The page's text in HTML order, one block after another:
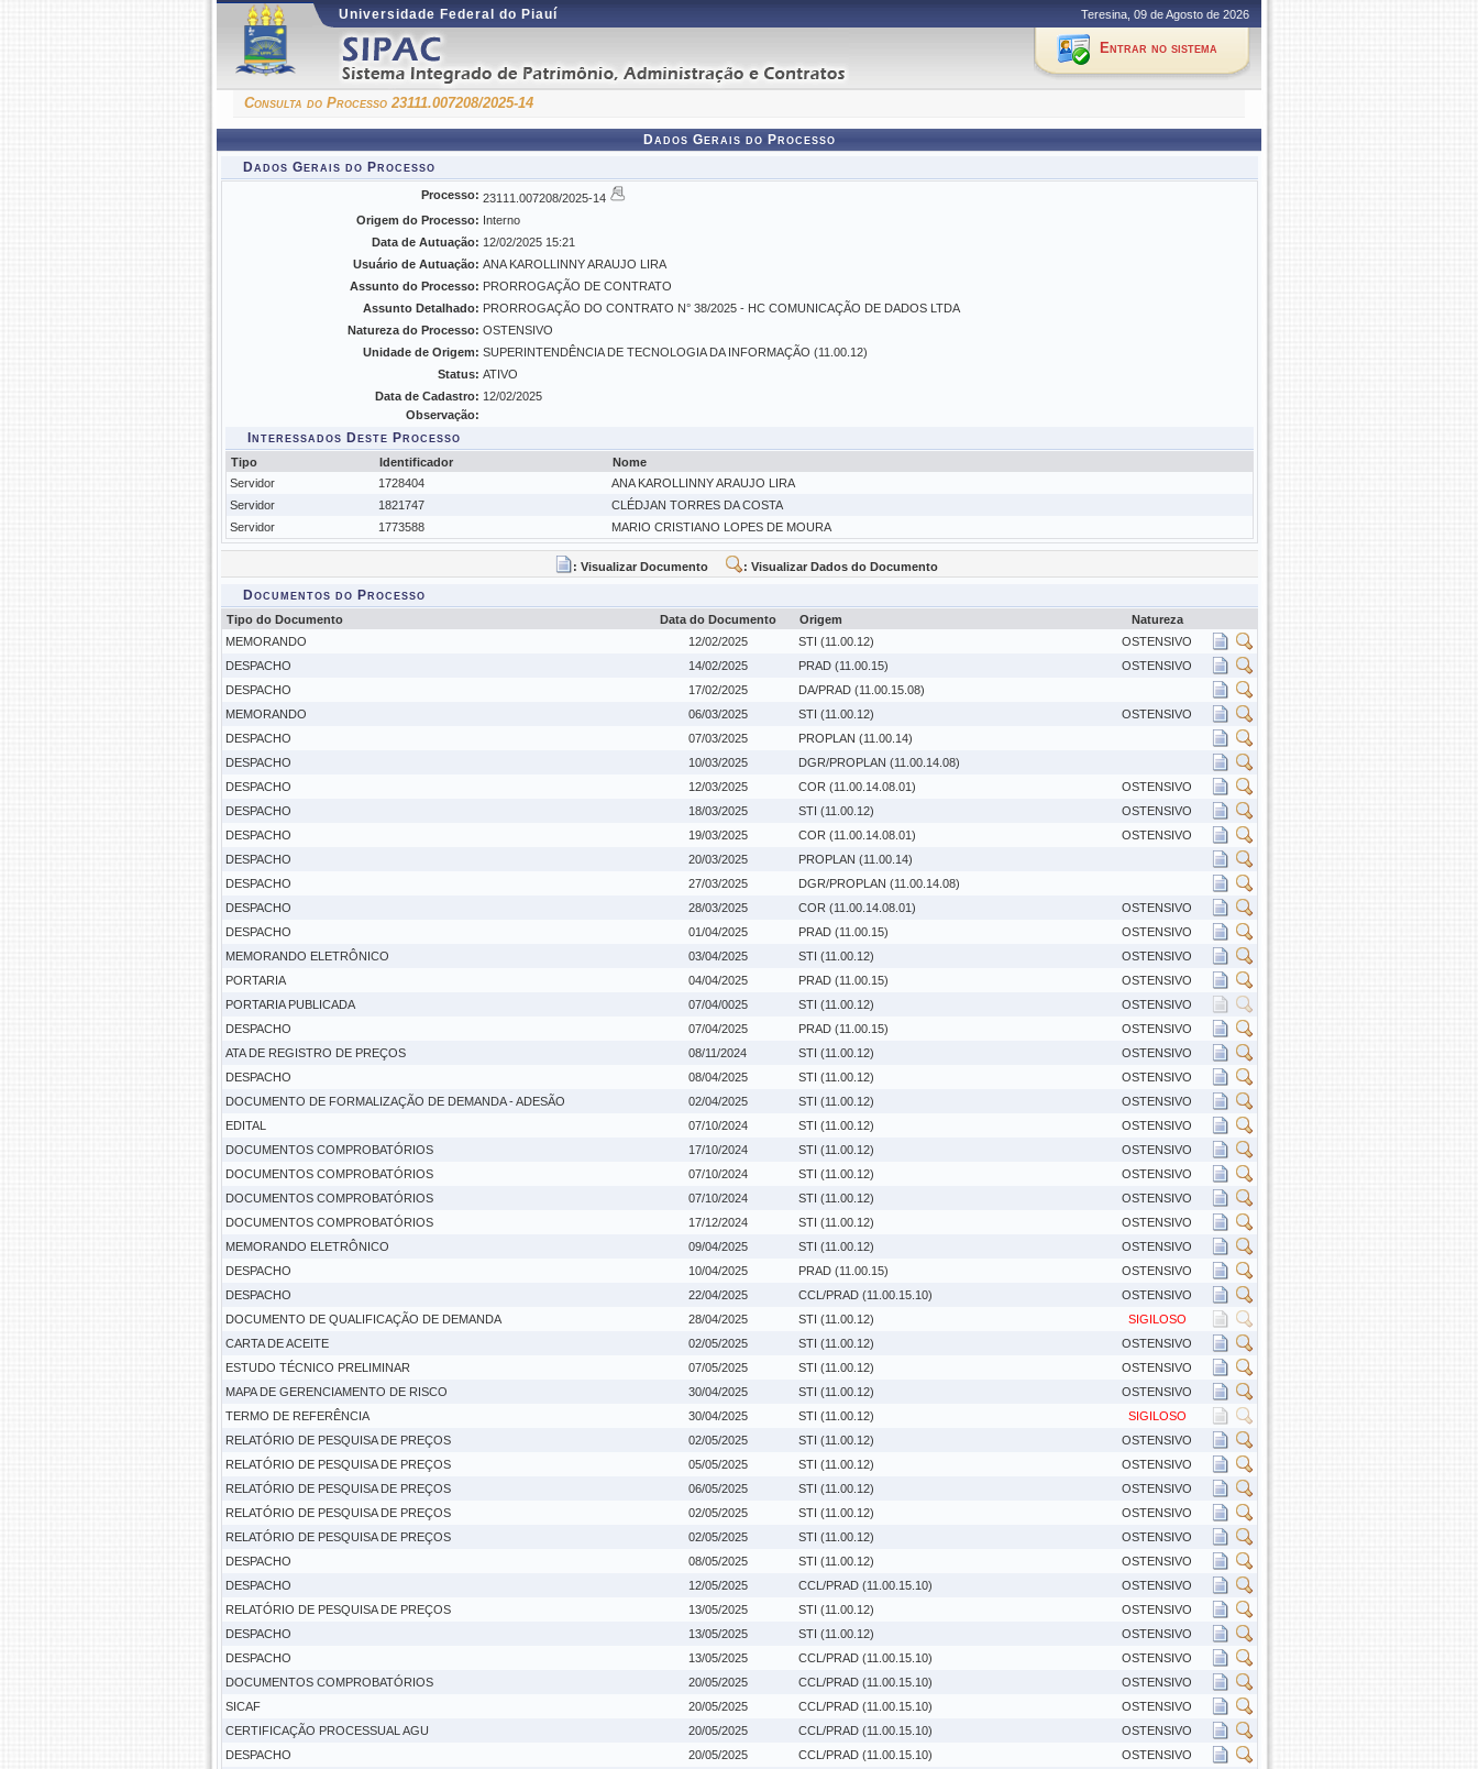
Universidade Federal do Piauí Teresina, 09 de Agosto de 2026
Entrar no sistema
Consulta do Processo 23111.007208/2025-14
Dados Gerais do Processo
Dados Gerais do Processo
Processo: 23111.007208/2025-14
Origem do Processo: Interno
Data de Autuação: 12/02/2025 15:21
Usuário de Autuação: ANA KAROLLINNY ARAUJO LIRA
Assunto do Processo: PRORROGAÇÃO DE CONTRATO
Assunto Detalhado: PRORROGAÇÃO DO CONTRATO N° 38/2025 - HC COMUNICAÇÃO DE DADOS LTDA
Natureza do Processo: OSTENSIVO
Unidade de Origem: SUPERINTENDÊNCIA DE TECNOLOGIA DA INFORMAÇÃO (11.00.12)
Status: ATIVO
Data de Cadastro: 12/02/2025
Observação:
Interessados Deste Processo
Tipo Identificador
Nome
Servidor
1728404
ANA KAROLLINNY ARAUJO LIRA
Servidor
1821747
CLÉDJAN TORRES DA COSTA
Servidor
1773588 MARIO CRISTIANO LOPES DE MOURA
: Visualizar Documento : Visualizar Dados do Documento
Documentos do Processo
Tipo do Documento Data do Documento Origem
Natureza
MEMORANDO
12/02/2025 STI (11.00.12)
OSTENSIVO
DESPACHO
14/02/2025 PRAD (11.00.15)
OSTENSIVO
DESPACHO
17/02/2025
DA/PRAD (11.00.15.08)
MEMORANDO
06/03/2025 STI (11.00.12)
OSTENSIVO
DESPACHO
07/03/2025
PROPLAN (11.00.14)
DESPACHO
10/03/2025
DGR/PROPLAN (11.00.14.08)
DESPACHO
12/03/2025 COR (11.00.14.08.01)
OSTENSIVO
DESPACHO
18/03/2025 STI (11.00.12)
OSTENSIVO
DESPACHO
19/03/2025 COR (11.00.14.08.01)
OSTENSIVO
DESPACHO
20/03/2025
PROPLAN (11.00.14)
DESPACHO
27/03/2025
DGR/PROPLAN (11.00.14.08)
DESPACHO
28/03/2025 COR (11.00.14.08.01)
OSTENSIVO
DESPACHO
01/04/2025 PRAD (11.00.15)
OSTENSIVO
MEMORANDO ELETRÔNICO
03/04/2025 STI (11.00.12)
OSTENSIVO
PORTARIA
04/04/2025 PRAD (11.00.15)
OSTENSIVO
PORTARIA PUBLICADA
07/04/0025 STI (11.00.12)
OSTENSIVO
DESPACHO
07/04/2025 PRAD (11.00.15)
OSTENSIVO
ATA DE REGISTRO DE PREÇOS
08/11/2024 STI (11.00.12)
OSTENSIVO
DESPACHO
08/04/2025 STI (11.00.12)
OSTENSIVO
DOCUMENTO DE FORMALIZAÇÃO DE DEMANDA - ADESÃO
02/04/2025 STI (11.00.12)
OSTENSIVO
EDITAL
07/10/2024 STI (11.00.12)
OSTENSIVO
DOCUMENTOS COMPROBATÓRIOS
17/10/2024 STI (11.00.12)
OSTENSIVO
DOCUMENTOS COMPROBATÓRIOS
07/10/2024 STI (11.00.12)
OSTENSIVO
DOCUMENTOS COMPROBATÓRIOS
07/10/2024 STI (11.00.12)
OSTENSIVO
DOCUMENTOS COMPROBATÓRIOS
17/12/2024 STI (11.00.12)
OSTENSIVO
MEMORANDO ELETRÔNICO
09/04/2025 STI (11.00.12)
OSTENSIVO
DESPACHO
10/04/2025 PRAD (11.00.15)
OSTENSIVO
DESPACHO
22/04/2025 CCL/PRAD (11.00.15.10)
OSTENSIVO
DOCUMENTO DE QUALIFICAÇÃO DE DEMANDA
28/04/2025 STI (11.00.12)
SIGILOSO
CARTA DE ACEITE
02/05/2025 STI (11.00.12)
OSTENSIVO
ESTUDO TÉCNICO PRELIMINAR
07/05/2025 STI (11.00.12)
OSTENSIVO
MAPA DE GERENCIAMENTO DE RISCO
30/04/2025 STI (11.00.12)
OSTENSIVO
TERMO DE REFERÊNCIA
30/04/2025 STI (11.00.12)
SIGILOSO
RELATÓRIO DE PESQUISA DE PREÇOS
02/05/2025 STI (11.00.12)
OSTENSIVO
RELATÓRIO DE PESQUISA DE PREÇOS
05/05/2025 STI (11.00.12)
OSTENSIVO
RELATÓRIO DE PESQUISA DE PREÇOS
06/05/2025 STI (11.00.12)
OSTENSIVO
RELATÓRIO DE PESQUISA DE PREÇOS
02/05/2025 STI (11.00.12)
OSTENSIVO
RELATÓRIO DE PESQUISA DE PREÇOS
02/05/2025 STI (11.00.12)
OSTENSIVO
DESPACHO
08/05/2025 STI (11.00.12)
OSTENSIVO
DESPACHO
12/05/2025 CCL/PRAD (11.00.15.10)
OSTENSIVO
RELATÓRIO DE PESQUISA DE PREÇOS
13/05/2025 STI (11.00.12)
OSTENSIVO
DESPACHO
13/05/2025 STI (11.00.12)
OSTENSIVO
DESPACHO
13/05/2025 CCL/PRAD (11.00.15.10)
OSTENSIVO
DOCUMENTOS COMPROBATÓRIOS
20/05/2025 CCL/PRAD (11.00.15.10)
OSTENSIVO
SICAF
20/05/2025 CCL/PRAD (11.00.15.10)
OSTENSIVO
CERTIFICAÇÃO PROCESSUAL AGU
20/05/2025 CCL/PRAD (11.00.15.10)
OSTENSIVO
DESPACHO
20/05/2025 CCL/PRAD (11.00.15.10)
OSTENSIVO